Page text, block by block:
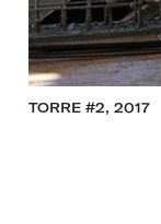
TORRE #2, 2017